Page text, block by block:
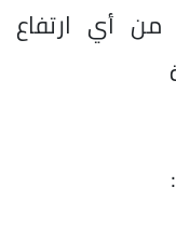
من أي ارتفاع